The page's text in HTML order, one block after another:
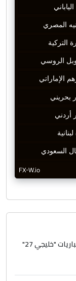
الاتحاد الخليجي يعلن جدول مباريات "خليجي 27"